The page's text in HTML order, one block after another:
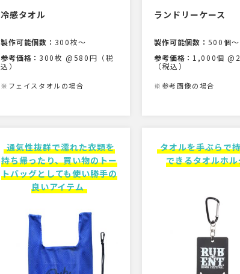
冷感タオル
製作可能個数： 300枚〜
参考価格：300枚 @580円（税
込）
※フェイスタオルの場合
ランドリーケース
製作可能個数： 500個〜
参考価格： 1,000個
（税込）
※参考画像の場合
通気性抜群で濡れた衣類を
持ち帰ったり、買い物のトー
トバッグとしても使い勝手の
良いアイテム
タオルを手ぶらで
できるタオルホ